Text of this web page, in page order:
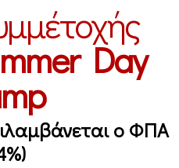
Day
ο ΦΠΑ